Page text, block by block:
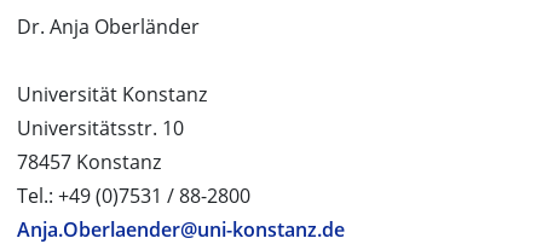
Dr. Anja Oberländer
Universität Konstanz
Universitätsstr. 10
78457 Konstanz
Tel.: +49 (0)7531 / 88-2800
Anja.Oberlaender@uni-konstanz.de